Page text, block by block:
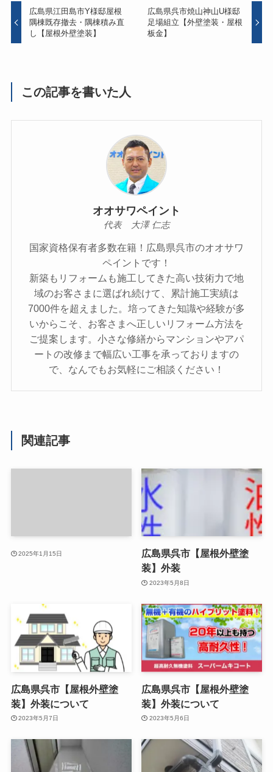
広島県江田島市Y様邸屋根
隅棟既存撤去・隅棟積み直
し【屋根外壁塗装】
広島県呉市焼山神山U様邸
足場組立【外壁塗装・屋根
板金】
この記事を書いた人
オオサワペイント
代表 大澤 仁志
国家資格保有者多数在籍！広島県呉市のオオサワ
ペイントです！
新築もリフォームも施工してきた高い技術力で地
域のお客さまに選ばれ続けて、累計施工実績は
7000件を超えました。培ってきた知識や経験が多
いからこそ、お客さまへ正しいリフォーム方法を
ご提案します。小さな修繕からマンションやアパ
ートの改修まで幅広い工事を承っておりますの
で、なんでもお気軽にご相談ください！
関連記事
2025年1月15日
広島県呉市【屋根外壁塗
装】外装
2023年5月8日
広島県呉市【屋根外壁塗
装】外装について
2023年5月7日
広島県呉市【屋根外壁塗
装】外装について
2023年5月6日